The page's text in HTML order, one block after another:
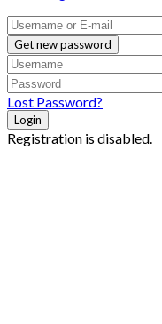
Get new password
Lost Password?
Login
Registration is disabled.